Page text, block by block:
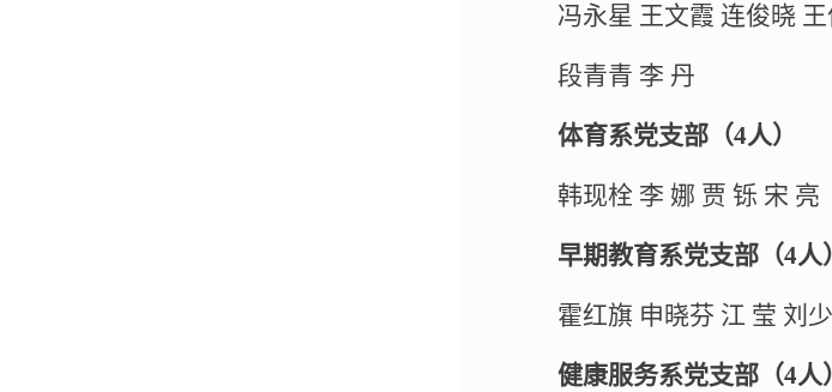
冯永星 王文霞 连俊晓
段青青 李 丹
体育系党支部（4人）
韩现栓 李 娜 贾 铄 宋 亮
早期教育系党支部（4人）
霍红旗 申晓芬 江 莹 刘
健康服务系党支部（4人）